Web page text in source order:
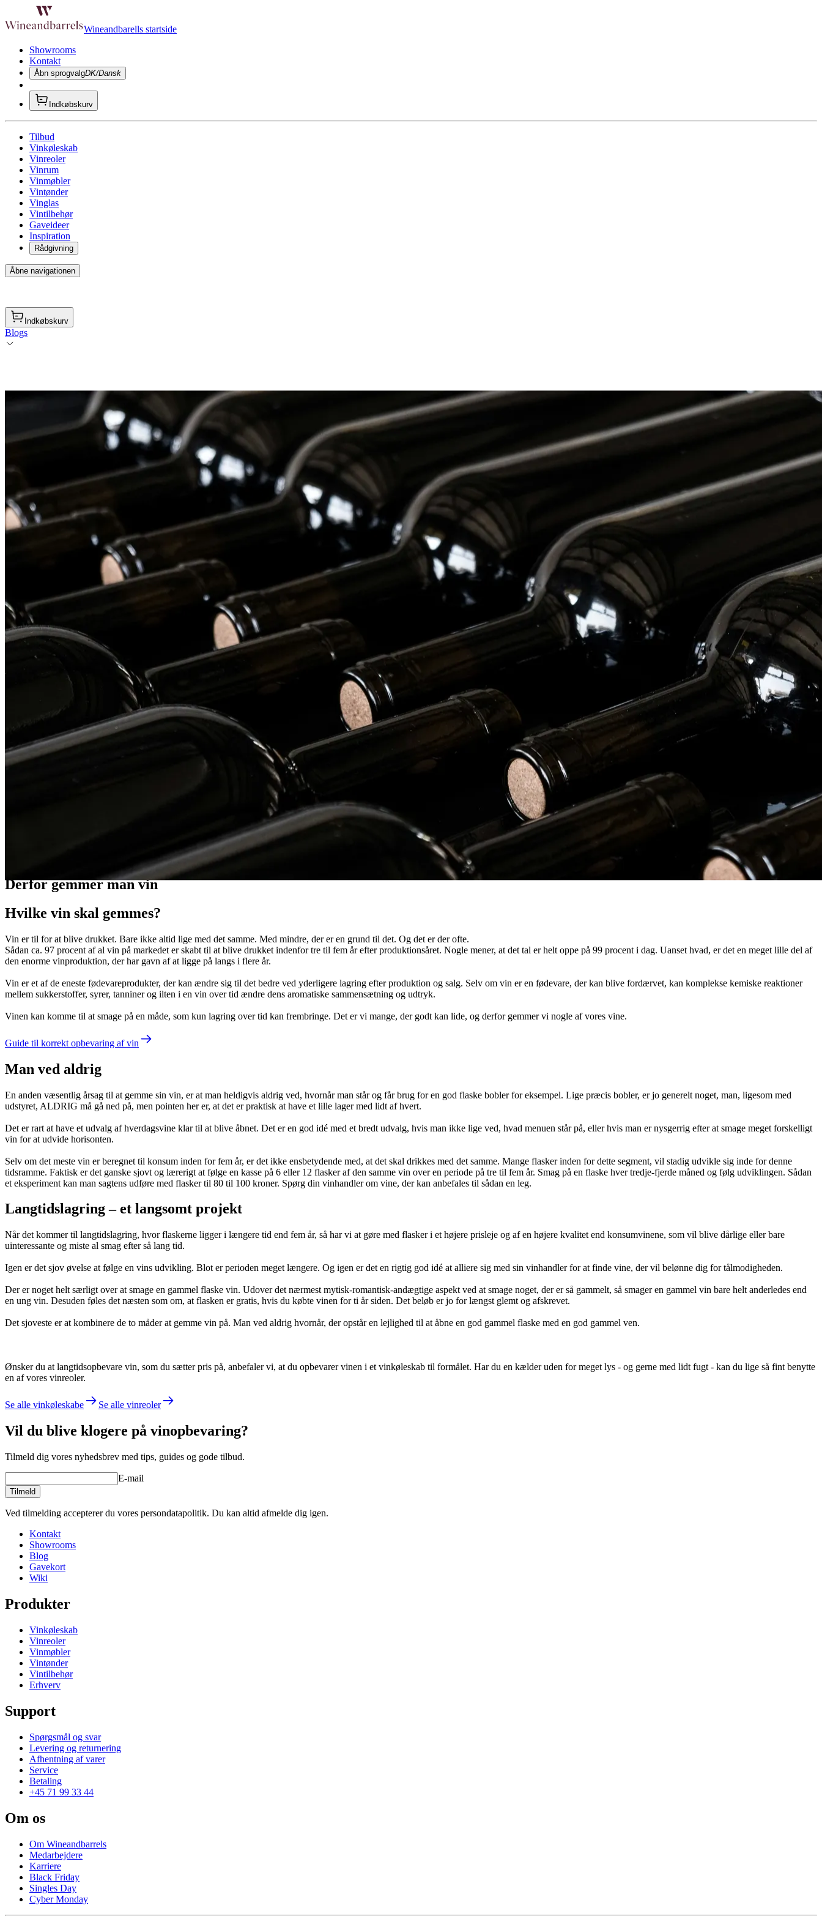
Wineandbarells startside
Showrooms
Kontakt
Åbn sprogvalgDK/Dansk
Indkøbskurv
Tilbud
Vinkøleskab
Vinreoler
Vinrum
Vinmøbler
Vintønder
Vinglas
Vintilbehør
Gaveideer
Inspiration
Rådgivning
Åbne navigationen
Indkøbskurv
Blogs
Derfor gemmer man vin
Hvilke vin skal gemmes?
Vin er til for at blive drukket. Bare ikke altid lige med det samme. Med mindre, der er en grund til det. Og det er der ofte.
Sådan ca. 97 procent af al vin på markedet er skabt til at blive drukket indenfor tre til fem år efter produktionsåret. Nogle mener, at det tal er helt oppe på 99 procent i dag. Uanset hvad, er det en meget lille del af
den enorme vinproduktion, der har gavn af at ligge på langs i flere år.
Vin er et af de eneste fødevareprodukter, der kan ændre sig til det bedre ved yderligere lagring efter produktion og salg. Selv om vin er en fødevare, der kan blive fordærvet, kan komplekse kemiske reaktioner
mellem sukkerstoffer, syrer, tanniner og ilten i en vin over tid ændre dens aromatiske sammensætning og udtryk.
Vinen kan komme til at smage på en måde, som kun lagring over tid kan frembringe. Det er vi mange, der godt kan lide, og derfor gemmer vi nogle af vores vine.
Guide til korrekt opbevaring af vin
Man ved aldrig
En anden væsentlig årsag til at gemme sin vin, er at man heldigvis aldrig ved, hvornår man står og får brug for en god flaske bobler for eksempel. Lige præcis bobler, er jo generelt noget, man, ligesom med
udstyret, ALDRIG må gå ned på, men pointen her er, at det er praktisk at have et lille lager med lidt af hvert.
Det er rart at have et udvalg af hverdagsvine klar til at blive åbnet. Det er en god idé med et bredt udvalg, hvis man ikke lige ved, hvad menuen står på, eller hvis man er nysgerrig efter at smage meget forskelligt
vin for at udvide horisonten.
Selv om det meste vin er beregnet til konsum inden for fem år, er det ikke ensbetydende med, at det skal drikkes med det samme. Mange flasker inden for dette segment, vil stadig udvikle sig inde for denne
tidsramme. Faktisk er det ganske sjovt og lærerigt at følge en kasse på 6 eller 12 flasker af den samme vin over en periode på tre til fem år. Smag på en flaske hver tredje-fjerde måned og følg udviklingen. Sådan
et eksperiment kan man sagtens udføre med flasker til 80 til 100 kroner. Spørg din vinhandler om vine, der kan anbefales til sådan en leg.
Langtidslagring – et langsomt projekt
Når det kommer til langtidslagring, hvor flaskerne ligger i længere tid end fem år, så har vi at gøre med flasker i et højere prisleje og af en højere kvalitet end konsumvinene, som vil blive dårlige eller bare
uinteressante og miste al smag efter så lang tid.
Igen er det sjov øvelse at følge en vins udvikling. Blot er perioden meget længere. Og igen er det en rigtig god idé at alliere sig med sin vinhandler for at finde vine, der vil belønne dig for tålmodigheden.
Der er noget helt særligt over at smage en gammel flaske vin. Udover det nærmest mytisk-romantisk-andægtige aspekt ved at smage noget, der er så gammelt, så smager en gammel vin bare helt anderledes end
en ung vin. Desuden føles det næsten som om, at flasken er gratis, hvis du købte vinen for ti år siden. Det beløb er jo for længst glemt og afskrevet.
Det sjoveste er at kombinere de to måder at gemme vin på. Man ved aldrig hvornår, der opstår en lejlighed til at åbne en god gammel flaske med en god gammel ven.
Ønsker du at langtidsopbevare vin, som du sætter pris på, anbefaler vi, at du opbevarer vinen i et vinkøleskab til formålet. Har du en kælder uden for meget lys - og gerne med lidt fugt - kan du lige så fint benytte
en af vores vinreoler.
Se alle vinkøleskabe Se alle vinreoler
Vil du blive klogere på vinopbevaring?
Tilmeld dig vores nyhedsbrev med tips, guides og gode tilbud.
E-mail
Tilmeld
Ved tilmelding accepterer du vores persondatapolitik. Du kan altid afmelde dig igen.
Kontakt
Showrooms
Blog
Gavekort
Wiki
Produkter
Vinkøleskab
Vinreoler
Vinmøbler
Vintønder
Vintilbehør
Erhverv
Support
Spørgsmål og svar
Levering og returnering
Afhentning af varer
Service
Betaling
+45 71 99 33 44
Om os
Om Wineandbarrels
Medarbejdere
Karriere
Black Friday
Singles Day
Cyber Monday